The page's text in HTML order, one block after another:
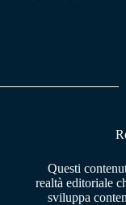
pp m
Questi
realtà editoriale
sviluppa